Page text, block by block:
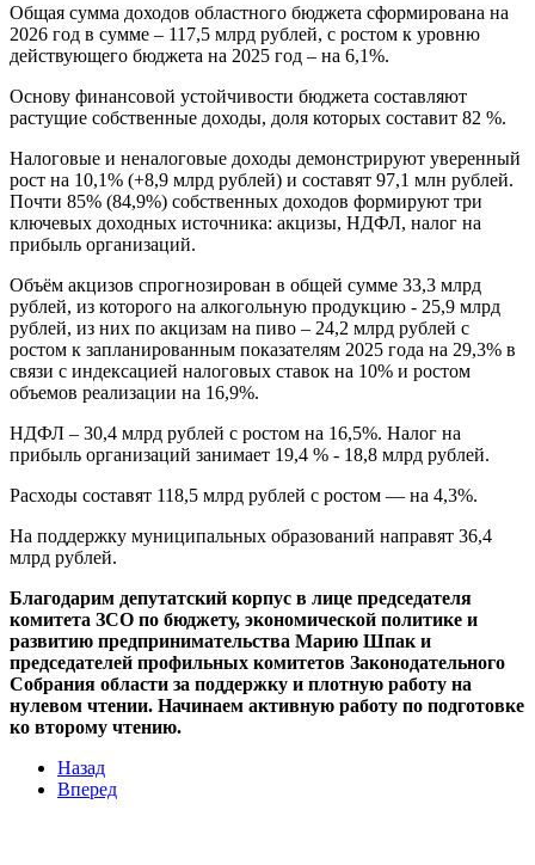
Общая сумма доходов областного бюджета сформирована на
2026 год в сумме – 117,5 млрд рублей, с ростом к уровню
действующего бюджета на 2025 год – на 6,1%.
Основу финансовой устойчивости бюджета составляют
растущие собственные доходы, доля которых составит 82 %.
Налоговые и неналоговые доходы демонстрируют уверенный
рост на 10,1% (+8,9 млрд рублей) и составят 97,1 млн рублей.
Почти 85% (84,9%) собственных доходов формируют три
ключевых доходных источника: акцизы, НДФЛ, налог на
прибыль организаций.
Объём акцизов спрогнозирован в общей сумме 33,3 млрд
рублей, из которого на алкогольную продукцию - 25,9 млрд
рублей, из них по акцизам на пиво – 24,2 млрд рублей с
ростом к запланированным показателям 2025 года на 29,3% в
связи с индексацией налоговых ставок на 10% и ростом
объемов реализации на 16,9%.
НДФЛ – 30,4 млрд рублей с ростом на 16,5%. Налог на
прибыль организаций занимает 19,4 % - 18,8 млрд рублей.
Расходы составят 118,5 млрд рублей с ростом — на 4,3%.
На поддержку муниципальных образований направят 36,4
млрд рублей.
Благодарим депутатский корпус в лице председателя
комитета ЗСО по бюджету, экономической политике и
развитию предпринимательства Марию Шпак и
председателей профильных комитетов Законодательного
Собрания области за поддержку и плотную работу на
нулевом чтении. Начинаем активную работу по подготовке
ко второму чтению.
Назад
Вперед